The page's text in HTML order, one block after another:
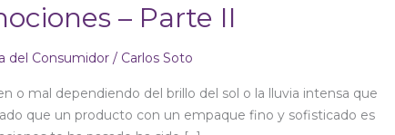
– Parte II
del Consumidor / Carlos Soto
o mal dependiendo del brillo del sol o la lluvia intensa que
que un producto con un empaque fino y sofisticado es